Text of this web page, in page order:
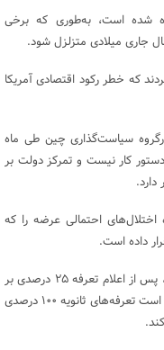
شده است، به‌طوری‌ که برخی
جاری میلادی متزلزل شود.
که خطر رکود اقتصادی آمریکا
سیاست‌گذاری چین طی ماه
کار نیست و تمرکز دولت بر
احتمالی عرضه را که
داده است.
در همین حال، دونالد ترامپ، رئیس‌جمهوری آمریکا، پس از اعلام تعرفه ۲۵ درصدی بر
واردات نفت هند در ماه ژوئیه گفته است که ممکن است تعرفه‌های ثانویه ۱۰۰ درصدی